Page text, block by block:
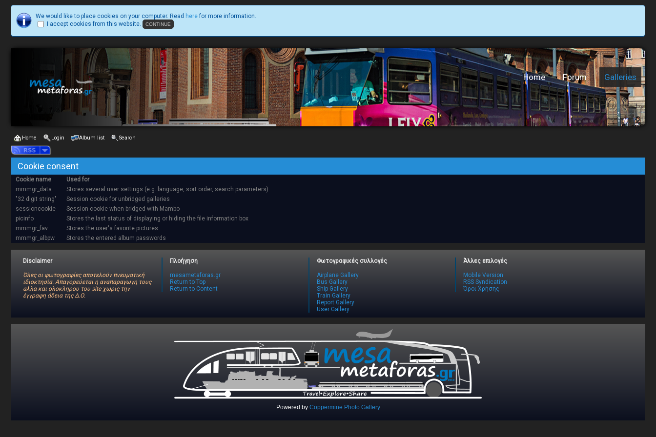
We would like to place cookies on your computer. Read here for more information.
I accept cookies from this website.
Home Forum Galleries
Home Login Album list Search
Cookie consent
Cookie name
Used for
mmmgr_data
Stores several user settings (e.g. language, sort order, search parameters)
"32 digit string"
Session cookie for unbridged galleries
sessioncookie
Session cookie when bridged with Mambo
picinfo
Stores the last status of displaying or hiding the file information box
mmmgr_fav
Stores the user's favorite pictures
mmmgr_albpw
Stores the entered album passwords
Disclaimer
Όλες οι φωτογραφίες αποτελούν πνευματική
ιδιοκτησία. Απαγορεύεται η αναπαραγωγη τους
αλλα και ολοκληρου του site χωρις την
έγγραφη άδεια της Δ.Ο.
Πλοήγηση
mesametaforas.gr
Return to Top
Return to Content
Φωτογραφικές συλλογές
Airplane Gallery
Bus Gallery
Ship Gallery
Train Gallery
Report Gallery
User Gallery
Άλλες επιλογές
Mobile Version
RSS Syndication
Όροι Χρήσης
Powered by Coppermine Photo Gallery